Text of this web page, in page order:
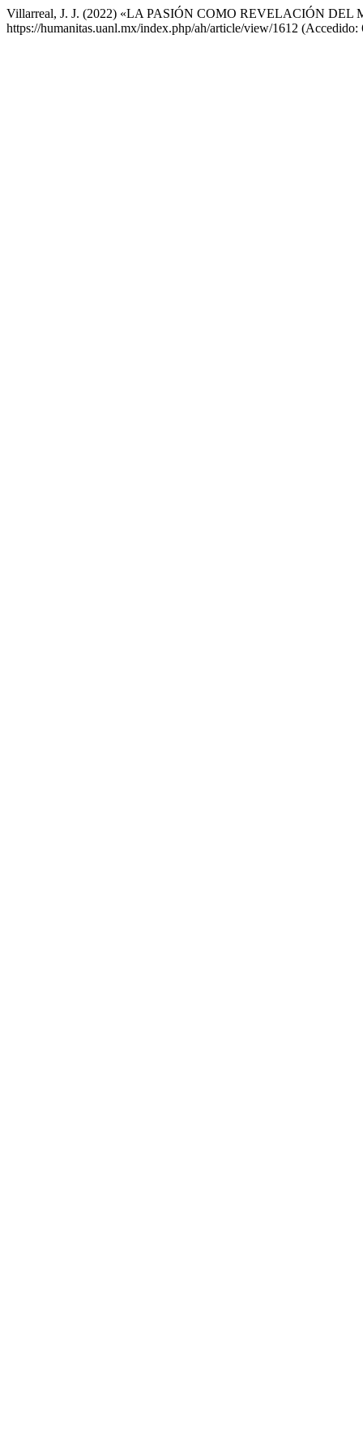
Villarreal, J. J. (2022) «LA PASIÓN COMO REVELACIÓN DEL
https://humanitas.uanl.mx/index.php/ah/article/view/1612 (Accedido: